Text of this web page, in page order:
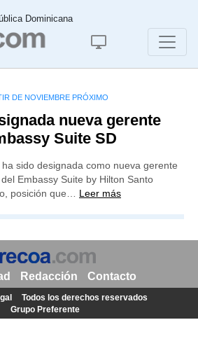
Dominicana
DE NOVIEMBRE PRÓXIMO
nueva gerente
Suite SD
ha sido designada como nueva gerente
Embassy Suite by Hilton Santo
posición que… Leer más
Redacción Contacto
Todos los derechos reservados
Grupo Preferente